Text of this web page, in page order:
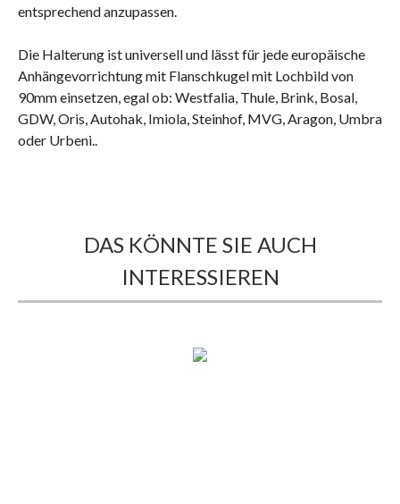
entsprechend anzupassen.
Die Halterung ist universell und lässt für jede europäische
Anhängevorrichtung mit Flanschkugel mit Lochbild von
90mm einsetzen, egal ob: Westfalia, Thule, Brink, Bosal,
GDW, Oris, Autohak, Imiola, Steinhof, MVG, Aragon, Umbra
oder Urbeni..
DAS KÖNNTE SIE AUCH
INTERESSIEREN